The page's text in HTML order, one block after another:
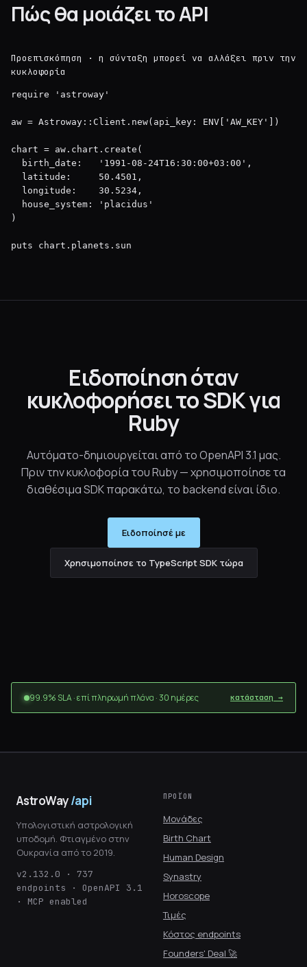
Πώς θα μοιάζει το API
Προεπισκόπηση · η σύνταξη μπορεί να αλλάξει πριν την
κυκλοφορία
require 'astroway'
aw = Astroway::Client.new(api_key: ENV['AW_KEY'])
chart = aw.chart.create(
  birth_date:   '1991-08-24T16:30:00+03:00',
  latitude:     50.4501,
  longitude:    30.5234,
  house_system: 'placidus'
)
puts chart.planets.sun
Ειδοποίηση όταν
κυκλοφορήσει το SDK για
Ruby
Αυτόματο-δημιουργείται από το OpenAPI 3.1 μας.
Πριν την κυκλοφορία του Ruby — χρησιμοποίησε τα
διαθέσιμα SDK παρακάτω, το backend είναι ίδιο.
Ειδοποίησέ με
Χρησιμοποίησε το TypeScript SDK τώρα
99.9% SLA · επί πληρωμή πλάνα · 30 ημέρες κατάσταση →
AstroWay/api
Υπολογιστική αστρολογική
υποδομή. Φτιαγμένο στην
Ουκρανία από το 2019.
v2.132.0 · 737
endpoints · OpenAPI 3.1
· MCP enabled
ΠΡΟΪΌΝ
Μονάδες
Birth Chart
Human Design
Synastry
Horoscope
Τιμές
Κόστος endpoints
Founders' Deal 🚀